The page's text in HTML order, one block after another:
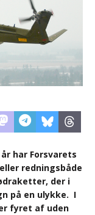
har Forsvarets
redningsbåde
der i
på en ulykke. I
fyret af uden